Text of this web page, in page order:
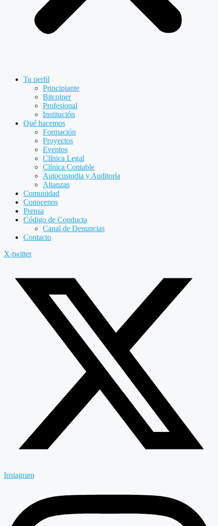
Tu perfil
Principiante
Bitcoiner
Profesional
Institución
Qué hacemos
Formación
Proyectos
Eventos
Clínica Legal
Clínica Contable
Autocustodia y Auditoría
Alianzas
Comunidad
Conocenos
Prensa
Código de Conducta
Canal de Denuncias
Contacto
X-twitter
Instagram